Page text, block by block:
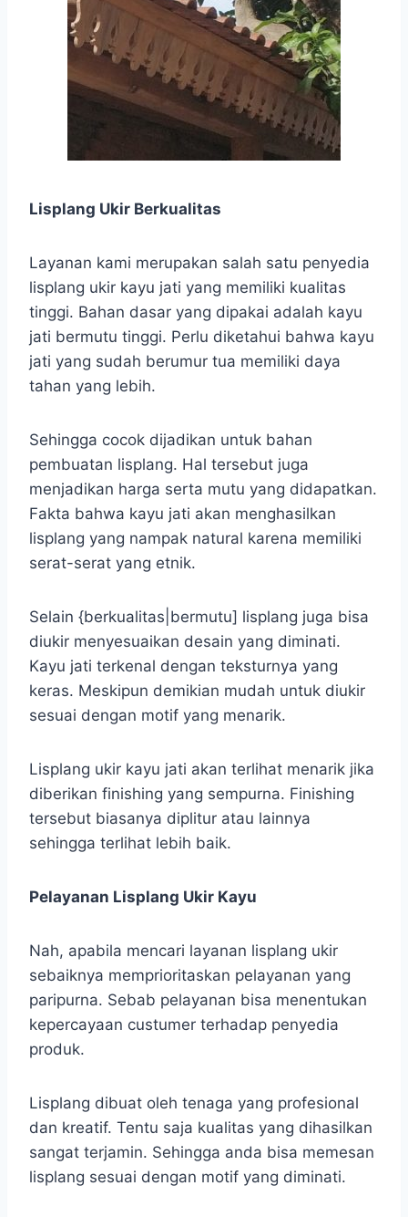
Lisplang Ukir Berkualitas
Layanan kami merupakan salah satu penyedia
lisplang ukir kayu jati yang memiliki kualitas
tinggi. Bahan dasar yang dipakai adalah kayu
jati bermutu tinggi. Perlu diketahui bahwa kayu
jati yang sudah berumur tua memiliki daya
tahan yang lebih.
Sehingga cocok dijadikan untuk bahan
pembuatan lisplang. Hal tersebut juga
menjadikan harga serta mutu yang didapatkan.
Fakta bahwa kayu jati akan menghasilkan
lisplang yang nampak natural karena memiliki
serat-serat yang etnik.
Selain {berkualitas|bermutu] lisplang juga bisa
diukir menyesuaikan desain yang diminati.
Kayu jati terkenal dengan teksturnya yang
keras. Meskipun demikian mudah untuk diukir
sesuai dengan motif yang menarik.
Lisplang ukir kayu jati akan terlihat menarik jika
diberikan finishing yang sempurna. Finishing
tersebut biasanya diplitur atau lainnya
sehingga terlihat lebih baik.
Pelayanan Lisplang Ukir Kayu
Nah, apabila mencari layanan lisplang ukir
sebaiknya memprioritaskan pelayanan yang
paripurna. Sebab pelayanan bisa menentukan
kepercayaan custumer terhadap penyedia
produk.
Lisplang dibuat oleh tenaga yang profesional
dan kreatif. Tentu saja kualitas yang dihasilkan
sangat terjamin. Sehingga anda bisa memesan
lisplang sesuai dengan motif yang diminati.